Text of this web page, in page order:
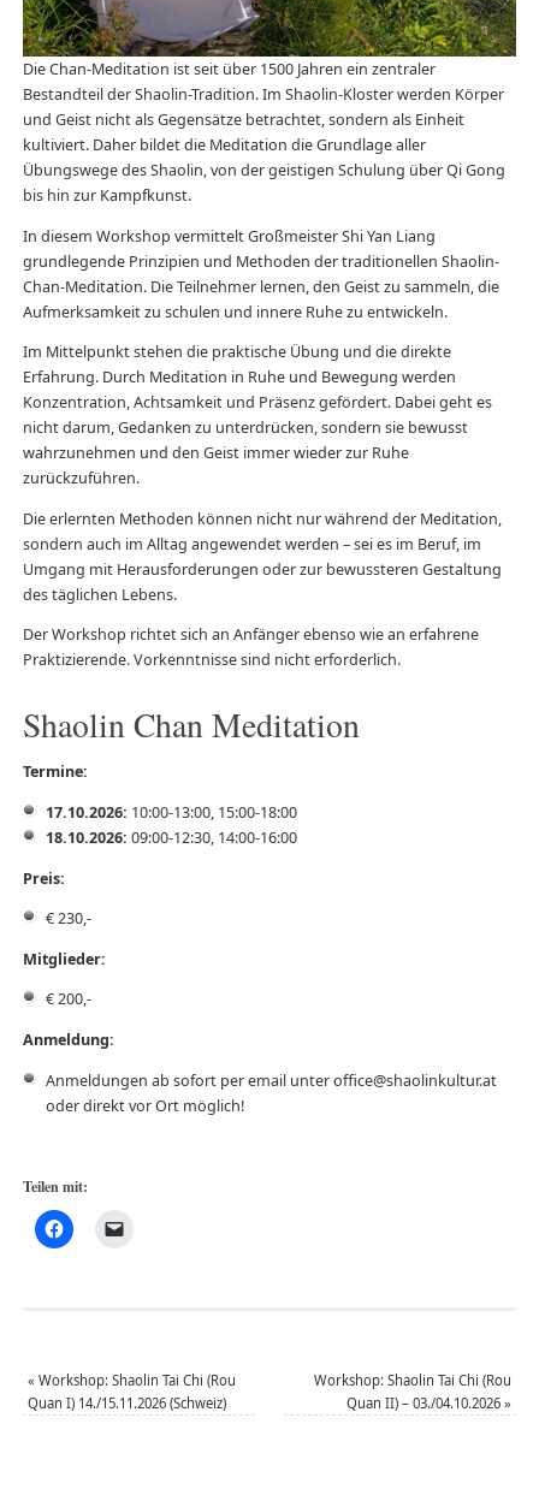
Die Chan-Meditation ist seit über 1500 Jahren ein zentraler
Bestandteil der Shaolin-Tradition. Im Shaolin-Kloster werden Körper
und Geist nicht als Gegensätze betrachtet, sondern als Einheit
kultiviert. Daher bildet die Meditation die Grundlage aller
Übungswege des Shaolin, von der geistigen Schulung über Qi Gong
bis hin zur Kampfkunst.
In diesem Workshop vermittelt Großmeister Shi Yan Liang
grundlegende Prinzipien und Methoden der traditionellen Shaolin-
Chan-Meditation. Die Teilnehmer lernen, den Geist zu sammeln, die
Aufmerksamkeit zu schulen und innere Ruhe zu entwickeln.
Im Mittelpunkt stehen die praktische Übung und die direkte
Erfahrung. Durch Meditation in Ruhe und Bewegung werden
Konzentration, Achtsamkeit und Präsenz gefördert. Dabei geht es
nicht darum, Gedanken zu unterdrücken, sondern sie bewusst
wahrzunehmen und den Geist immer wieder zur Ruhe
zurückzuführen.
Die erlernten Methoden können nicht nur während der Meditation,
sondern auch im Alltag angewendet werden – sei es im Beruf, im
Umgang mit Herausforderungen oder zur bewussteren Gestaltung
des täglichen Lebens.
Der Workshop richtet sich an Anfänger ebenso wie an erfahrene
Praktizierende. Vorkenntnisse sind nicht erforderlich.
Shaolin Chan Meditation
Termine:
17.10.2026: 10:00-13:00, 15:00-18:00
18.10.2026: 09:00-12:30, 14:00-16:00
Preis:
€ 230,-
Mitglieder:
€ 200,-
Anmeldung:
Anmeldungen ab sofort per email unter office@shaolinkultur.at
oder direkt vor Ort möglich!
Teilen mit:
« Workshop: Shaolin Tai Chi (Rou
Quan I) 14./15.11.2026 (Schweiz)
Workshop: Shaolin Tai Chi (Rou
Quan II) – 03./04.10.2026»